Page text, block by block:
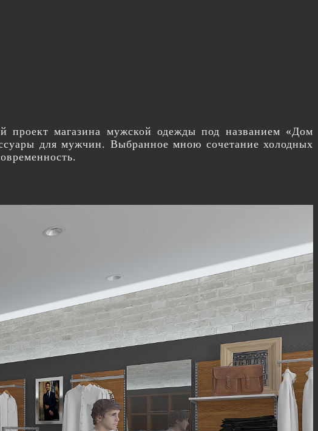
проект магазина мужской одежды под названием «Дом
для мужчин. Выбранное мною сочетание холодных